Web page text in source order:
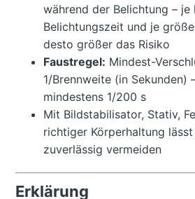
während der Belichtung – je
Belichtungszeit und je
desto größer das Risiko
Faustregel: Mindest-
1/Brennweite (in Sekunden)
mindestens 1/200 s
Mit Bildstabilisator, Stativ,
richtiger Körperhaltung
zuverlässig vermeiden
Erklärung